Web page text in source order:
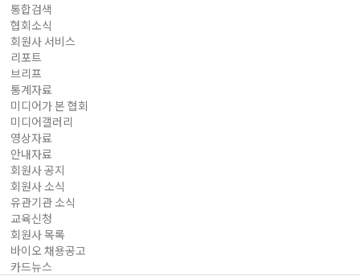
통합검색
협회소식
회원사 서비스
리포트
브리프
통계자료
미디어가 본 협회
미디어갤러리
영상자료
안내자료
회원사 공지
회원사 소식
유관기관 소식
교육신청
회원사 목록
바이오 채용공고
카드뉴스